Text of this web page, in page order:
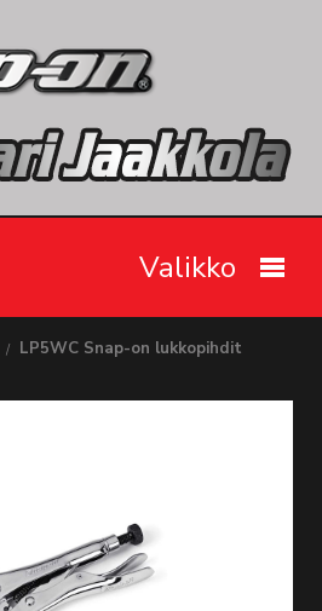
Valikko
Autodata
LP5WC Snap-on lukkopihdit